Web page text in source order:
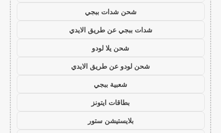
شحن شدات ببجي
شدات ببجي عن طريق الايدي
شحن يلا لودو
شحن لودو عن طريق الايدي
شعبية ببجي
بطاقات ايتونز
بلايستيشن ستور